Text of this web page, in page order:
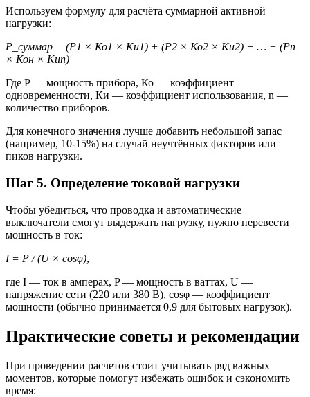
Используем формулу для расчёта суммарной активной
нагрузки:
P_суммар = (P1 × Ко1 × Ки1) + (P2 × Ко2 × Ки2) + … + (Pn
× Кон × Киn)
Где P — мощность прибора, Ко — коэффициент
одновременности, Ки — коэффициент использования, n —
количество приборов.
Для конечного значения лучше добавить небольшой запас
(например, 10-15%) на случай неучтённых факторов или
пиков нагрузки.
Шаг 5. Определение токовой нагрузки
Чтобы убедиться, что проводка и автоматические
выключатели смогут выдержать нагрузку, нужно перевести
мощность в ток:
I = P / (U × cosφ),
где I — ток в амперах, P — мощность в ваттах, U —
напряжение сети (220 или 380 В), cosφ — коэффициент
мощности (обычно принимается 0,9 для бытовых нагрузок).
Практические советы и рекомендации
При проведении расчетов стоит учитывать ряд важных
моментов, которые помогут избежать ошибок и сэкономить
время: